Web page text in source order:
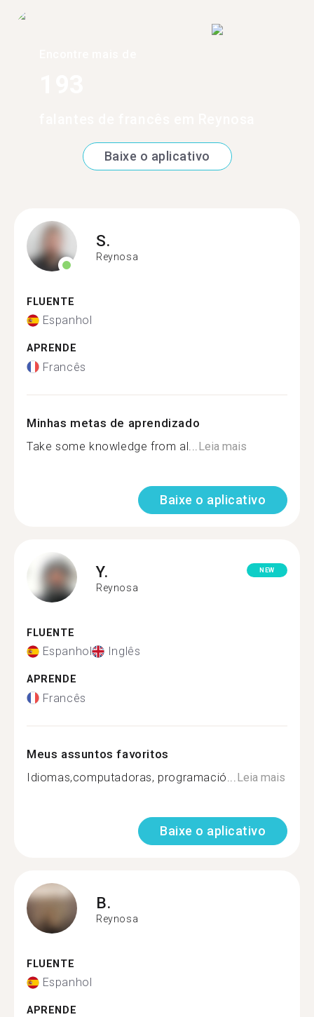
Baixe o aplicativo
S.
Reynosa
FLUENTE
Espanhol
APRENDE
Francês
Minhas metas de aprendizado
Take some knowledge from al... Leia mais
Baixe o aplicativo
Y.
Reynosa
NEW
FLUENTE
Espanhol Inglês
APRENDE
Francês
Meus assuntos favoritos
Idiomas,computadoras, programació... Leia mais
Baixe o aplicativo
B.
Reynosa
FLUENTE
Espanhol
APRENDE